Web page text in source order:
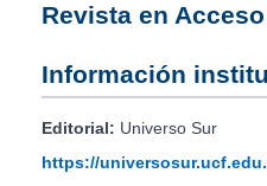
Revista en
Información
Editorial: Universo Sur
https://